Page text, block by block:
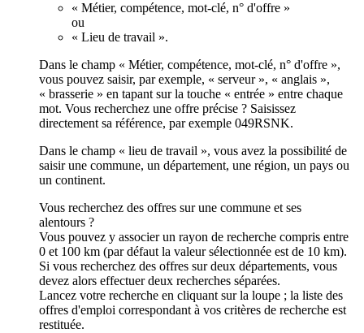
« Métier, compétence, mot-clé, n° d'offre »
ou
« Lieu de travail ».
Dans le champ « Métier, compétence, mot-clé, n° d'offre »,
vous pouvez saisir, par exemple, « serveur », « anglais »,
« brasserie » en tapant sur la touche « entrée » entre chaque
mot. Vous recherchez une offre précise ? Saisissez
directement sa référence, par exemple 049RSNK.
Dans le champ « lieu de travail », vous avez la possibilité de
saisir une commune, un département, une région, un pays ou
un continent.
Vous recherchez des offres sur une commune et ses
alentours ?
Vous pouvez y associer un rayon de recherche compris entre
0 et 100 km (par défaut la valeur sélectionnée est de 10 km).
Si vous recherchez des offres sur deux départements, vous
devez alors effectuer deux recherches séparées.
Lancez votre recherche en cliquant sur la loupe ; la liste des
offres d'emploi correspondant à vos critères de recherche est
restituée.